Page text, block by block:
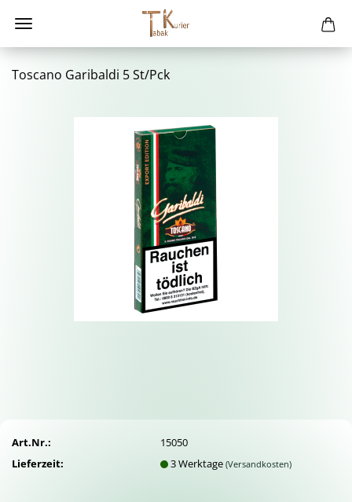
Tos­ca­no Ga­ri­bal­di 5 St/Pck
Art.Nr.:
15050
Lieferzeit:
3 Werktage(Versandkosten)